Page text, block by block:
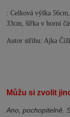
: Celková výška
33cm, šířka v horní
Autor střihu: Ajka
Můžu si zvolit
Ano, pochopitelně.